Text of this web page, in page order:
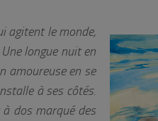
agitent le monde,
longue nuit en
amoureuse en se
à ses côtés.
dos marqué des